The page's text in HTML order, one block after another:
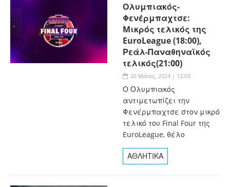
Ολυμπιακός-
Φενέρμπαχτσε:
Mικρός τελικός της
EuroLeague (18:00),
Ρεάλ-Παναθηναϊκός
τελικός(21:00)
26 Μάιος, 2024 | 12:03
Ο Ολυμπιακός
αντιμετωπίζει την
Φενέρμπαχτσε στον μικρό
τελικό του Final Four της
EuroLeague, θέλο
ΑΘΛΗΤΙΚΑ